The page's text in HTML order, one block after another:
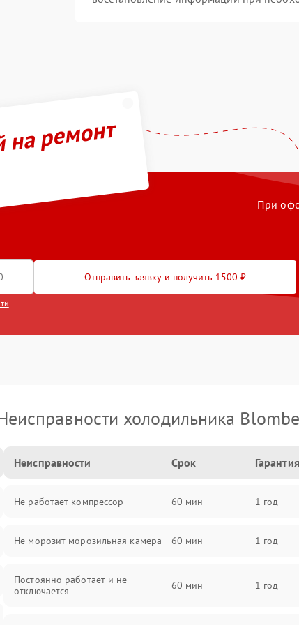
ремонт
При
Отправить заявку и получить 1500 ₽
холодильника
Неисправности Срок Гарантия
Не работает компрессор 60 мин 1 год
Не морозит морозильная камера 60 мин 1 год
Постоянно работает и не
отключается
60 мин 1 год